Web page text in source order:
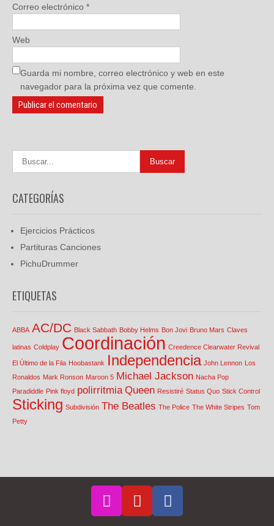
Correo electrónico *
Web
Guarda mi nombre, correo electrónico y web en este
navegador para la próxima vez que comente.
CATEGORÍAS
Ejercicios Prácticos
Partituras Canciones
PichuDrummer
ETIQUETAS
ABBA AC/DC Black Sabbath Bobby Helms Bon Jovi Bruno Mars Claves
latinas Coldplay Coordinación Creedence Clearwater Revival
El Último de la Fila Hoobastank Independencia John Lennon Los
Ronaldos Mark Ronson Maroon 5 Michael Jackson Nacha Pop
Paradiddle Pink floyd polirritmia Queen Resistiré Status Quo Stick Control
Sticking Subdivisión The Beatles The Police The White Stripes Tom
Petty